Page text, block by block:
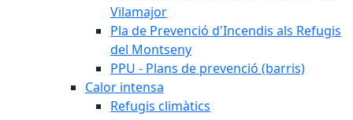
Vilamajor
Pla de Prevenció d'Incendis als Refugis
del Montseny
PPU - Plans de prevenció (barris)
Calor intensa
Refugis climàtics